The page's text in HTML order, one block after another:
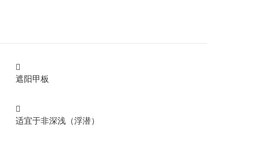

遮阳甲板

适宜于非深浅（浮潜）